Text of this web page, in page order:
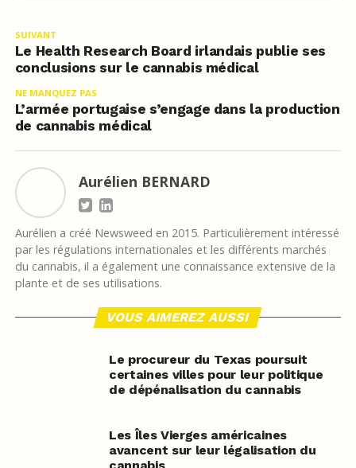
SUIVANT
Le Health Research Board irlandais publie ses
conclusions sur le cannabis médical
NE MANQUEZ PAS
L’armée portugaise s’engage dans la production
de cannabis médical
Aurélien BERNARD
Aurélien a créé Newsweed en 2015. Particulièrement intéressé
par les régulations internationales et les différents marchés
du cannabis, il a également une connaissance extensive de la
plante et de ses utilisations.
VOUS AIMEREZ AUSSI
Le procureur du Texas poursuit
certaines villes pour leur politique
de dépénalisation du cannabis
Les Îles Vierges américaines
avancent sur leur légalisation du